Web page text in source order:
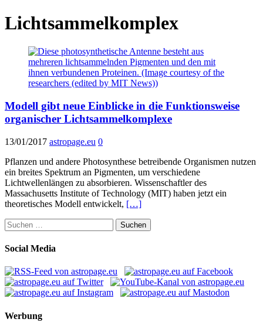
Lichtsammelkomplex
Modell gibt neue Einblicke in die Funktionsweise
organischer Lichtsammelkomplexe
13/01/2017 astropage.eu 0
Pflanzen und andere Photosynthese betreibende Organismen nutzen
ein breites Spektrum an Pigmenten, um verschiedene
Lichtwellenlängen zu absorbieren. Wissenschaftler des
Massachusetts Institute of Technology (MIT) haben jetzt ein
theoretisches Modell entwickelt, […]
Suchen
nach:
Social Media
Werbung